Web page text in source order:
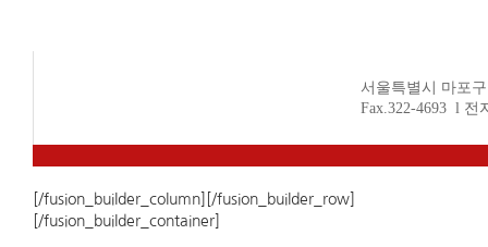
서울특별시 마포
Fax.322-4693 l 전
[/fusion_builder_column][/fusion_builder_row]
[/fusion_builder_container]